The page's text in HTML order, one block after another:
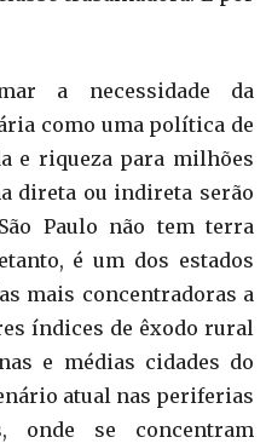
a necessidade da
como uma política de
e riqueza para milhões
direta ou indireta serão
Paulo não tem terra
é um dos estados
mais concentradoras a
índices de êxodo rural
e médias cidades do
atual nas periferias
onde se concentram